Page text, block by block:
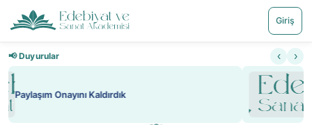
Giriş
📢 Duyurular ‹ ›
Nadir içeriklere kısıtlama ve kredi sistemi getirildi